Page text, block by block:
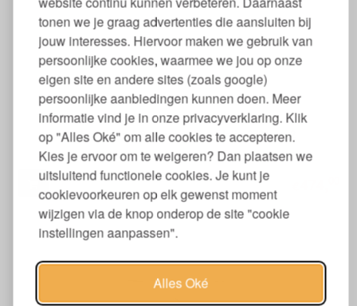
tonen we je graag advertenties die aansluiten bij
jouw interesses. Hiervoor maken we gebruik van
persoonlijke cookies, waarmee we jou op onze
eigen site en andere sites (zoals google)
persoonlijke aanbiedingen kunnen doen. Meer
informatie vind je in onze privacyverklaring. Klik
op "Alles Oké" om alle cookies te accepteren.
Kies je ervoor om te weigeren? Dan plaatsen we
uitsluitend functionele cookies. Je kunt je
cookievoorkeuren op elk gewenst moment
wijzigen via de knop onderop de site "cookie
instellingen aanpassen".
Alles Oké
Dekbed Dons 4 Seizoenen Tweedelig 270 gr-m2